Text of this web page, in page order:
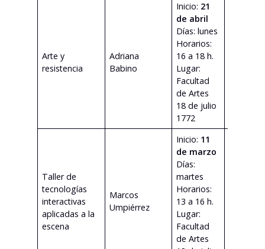
Arte y
resistencia
Adriana
Babino
Inicio: 21
de abril
Días: lunes
Horarios:
16 a 18 h.
Lugar:
Facultad
de Artes
18 de julio
1772
Taller de
tecnologías
interactivas
aplicadas a la
escena
Marcos
Umpiérrez
Inicio: 11
de marzo
Días:
martes
Horarios:
13 a 16 h.
Lugar:
Facultad
de Artes